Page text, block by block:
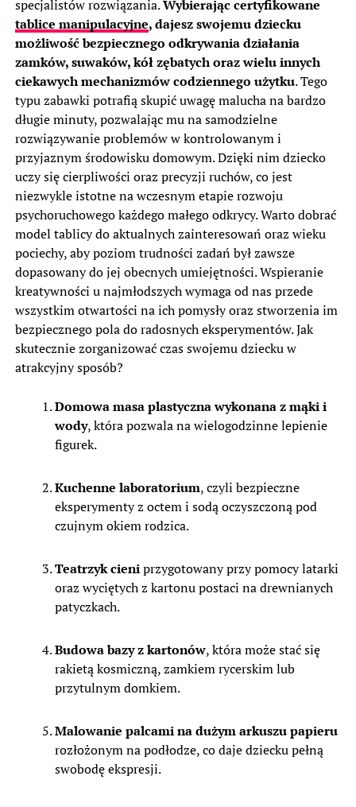
specjalistów rozwiązania.Wybierając certyfikowane
tablice manipulacyjne, dajesz swojemu dziecku
możliwość bezpiecznego odkrywania działania
zamków, suwaków, kół zębatych oraz wielu innych
ciekawych mechanizmów codziennego użytku. Tego
typu zabawki potrafią skupić uwagę malucha na bardzo
długie minuty, pozwalając mu na samodzielne
rozwiązywanie problemów w kontrolowanym i
przyjaznym środowisku domowym. Dzięki nim dziecko
uczy się cierpliwości oraz precyzji ruchów, co jest
niezwykle istotne na wczesnym etapie rozwoju
psychoruchowego każdego małego odkrycy. Warto dobrać
model tablicy do aktualnych zainteresowań oraz wieku
pociechy, aby poziom trudności zadań był zawsze
dopasowany do jej obecnych umiejętności. Wspieranie
kreatywności u najmłodszych wymaga od nas przede
wszystkim otwartości na ich pomysły oraz stworzenia im
bezpiecznego pola do radosnych eksperymentów. Jak
skutecznie zorganizować czas swojemu dziecku w
atrakcyjny sposób?
Domowa masa plastyczna wykonana z mąki i
wody, która pozwala na wielogodzinne lepienie
figurek.
Kuchenne laboratorium, czyli bezpieczne
eksperymenty z octem i sodą oczyszczoną pod
czujnym okiem rodzica.
Teatrzyk cieniprzygotowany przy pomocy latarki
oraz wyciętych z kartonu postaci na drewnianych
patyczkach.
Budowa bazy z kartonów, która może stać się
rakietą kosmiczną, zamkiem rycerskim lub
przytulnym domkiem.
Malowanie palcami na dużym arkuszu papieru
rozłożonym na podłodze, co daje dziecku pełną
swobodę ekspresji.